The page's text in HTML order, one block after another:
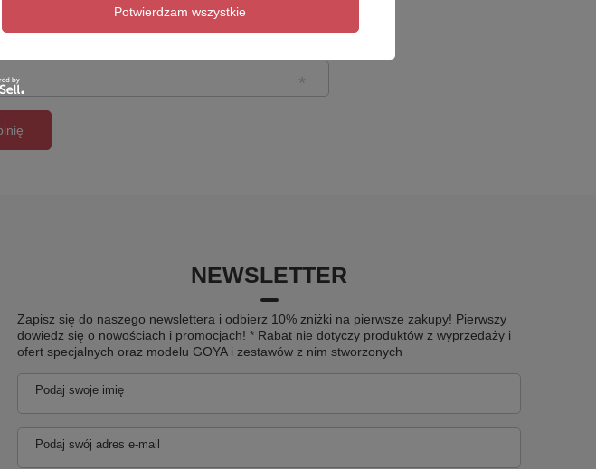
NEWSLETTER
Zapisz się do naszego newslettera i odbierz 10% zniżki na pierwsze zakupy! Pierwszy
dowiedz się o nowościach i promocjach! * Rabat nie dotyczy produktów z wyprzedaży i
ofert specjalnych oraz modelu GOYA i zestawów z nim stworzonych
Podaj swoje imię
Podaj swój adres e-mail
Potwierdzam wszystkie